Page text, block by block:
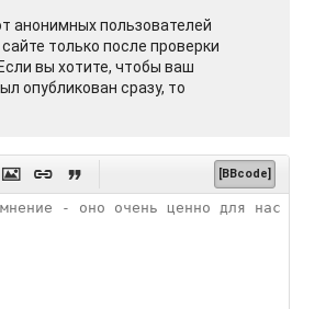
анонимных пользователей
только после проверки
вы хотите, чтобы ваш
опубликован сразу, то
   [BBcode]